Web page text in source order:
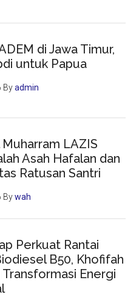
di Jawa Timur,
untuk Papua
Byadmin
LAZIS
Asah Hafalan dan
Ratusan Santri
Bywah
Perkuat Rantai
B50, Khofifah
Energi